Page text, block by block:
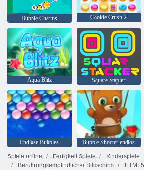
Bubble Charms Cookie Crush 2
Aqua Blitz Square Stapler
Endlose Bubbles Bubble Shooter endlos
Spiele online
Fertigkeit Spiele Kinderspiele
Berührungsempfindlicher Bildschirm
HTML5